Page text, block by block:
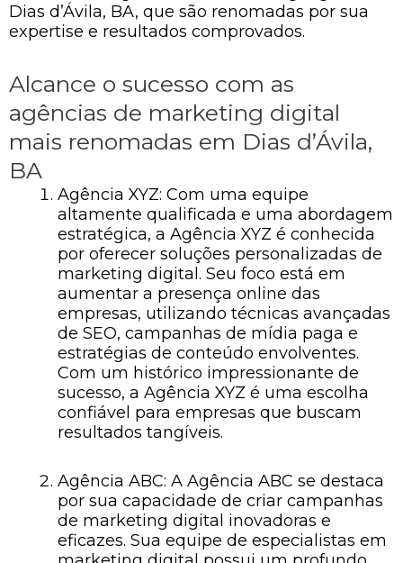
Dias d’Ávila, BA, que são renomadas por sua
expertise e resultados comprovados.
Alcance o sucesso com as
agências de marketing digital
mais renomadas em Dias d’Ávila,
BA
Agência XYZ: Com uma equipe
altamente qualificada e uma abordagem
estratégica, a Agência XYZ é conhecida
por oferecer soluções personalizadas de
marketing digital. Seu foco está em
aumentar a presença online das
empresas, utilizando técnicas avançadas
de SEO, campanhas de mídia paga e
estratégias de conteúdo envolventes.
Com um histórico impressionante de
sucesso, a Agência XYZ é uma escolha
confiável para empresas que buscam
resultados tangíveis.
Agência ABC: A Agência ABC se destaca
por sua capacidade de criar campanhas
de marketing digital inovadoras e
eficazes. Sua equipe de especialistas em